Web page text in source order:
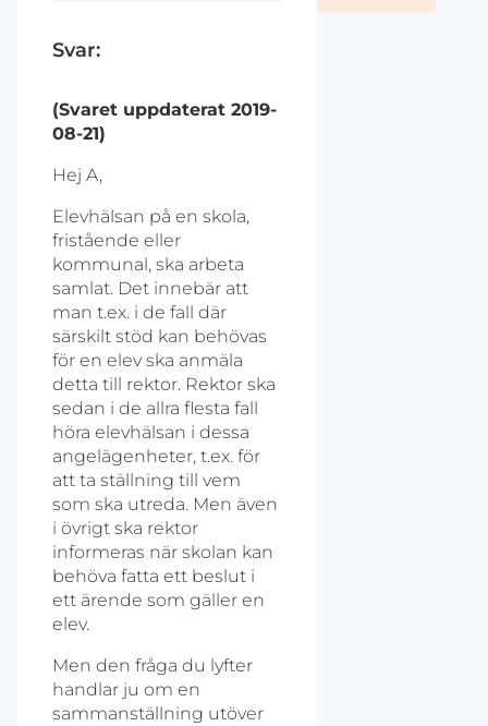
Svar:
(Svaret uppdaterat 2019-
08-21)
Hej A,
Elevhälsan på en skola,
fristående eller
kommunal, ska arbeta
samlat. Det innebär att
man t.ex. i de fall där
särskilt stöd kan behövas
för en elev ska anmäla
detta till rektor. Rektor ska
sedan i de allra flesta fall
höra elevhälsan i dessa
angelägenheter, t.ex. för
att ta ställning till vem
som ska utreda. Men även
i övrigt ska rektor
informeras när skolan kan
behöva fatta ett beslut i
ett ärende som gäller en
elev.
Men den fråga du lyfter
handlar ju om en
sammanställning utöver